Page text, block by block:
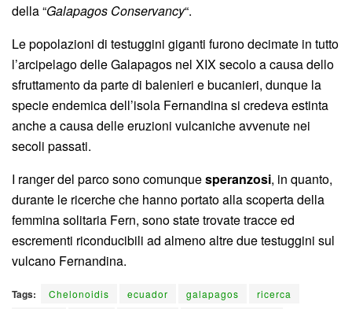
della “Galapagos Conservancy“.
Le popolazioni di testuggini giganti furono decimate in tutto
l’arcipelago delle Galapagos nel XIX secolo a causa dello
sfruttamento da parte di balenieri e bucanieri, dunque la
specie endemica dell’isola Fernandina si credeva estinta
anche a causa delle eruzioni vulcaniche avvenute nei
secoli passati.
I ranger del parco sono comunquesperanzosi, in quanto,
durante le ricerche che hanno portato alla scoperta della
femmina solitaria Fern, sono state trovate tracce ed
escrementi riconducibili ad almeno altre due testuggini sul
vulcano Fernandina.
Tags: Chelonoidis ecuador galapagos
ricerca